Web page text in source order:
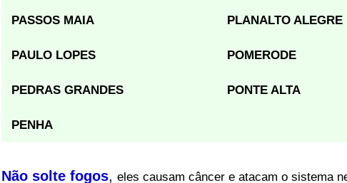
PASSOS MAIA PLANALTO ALEGRE
PAULO LOPES POMERODE
PEDRAS GRANDES PONTE ALTA
PENHA
Não solte fogos, eles causam câncer e atacam o sistema